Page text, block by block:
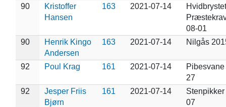
90
Kristoffer
Hansen
163 2021-07-14
Hvidbrystet
08-01
90
Henrik Kingo
Andersen
163 2021-07-14 Nilgås
92 Poul Krag 161 2021-07-14
27
92
Jesper Friis
Bjørn
161 2021-07-14
07